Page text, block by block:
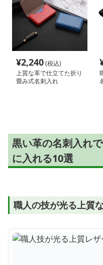
¥2,240(税込)
上質な革で仕立てた折り
畳み式名刺入れ
黒い革の名刺入れ
に入れる10選
職人の技が光る上質